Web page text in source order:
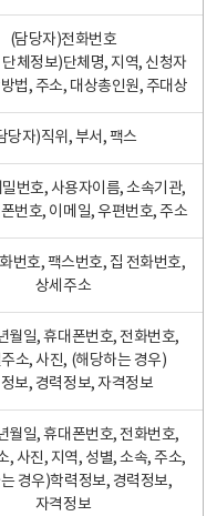
(담당자)전화번호
체정보)단체명, 지역, 신청자
법, 주소, 대상총인원, 주대상
당자)직위, 부서, 팩스
번호, 사용자이름, 소속기관,
번호, 이메일, 우편번호, 주소
번호, 팩스번호, 집 전화번호,
상세주소
월일, 휴대폰번호, 전화번호,
소, 사진, (해당하는 경우)
보, 경력정보, 자격정보
월일, 휴대폰번호, 전화번호,
, 사진, 지역, 성별, 소속, 주소,
경우)학력정보, 경력정보,
자격정보